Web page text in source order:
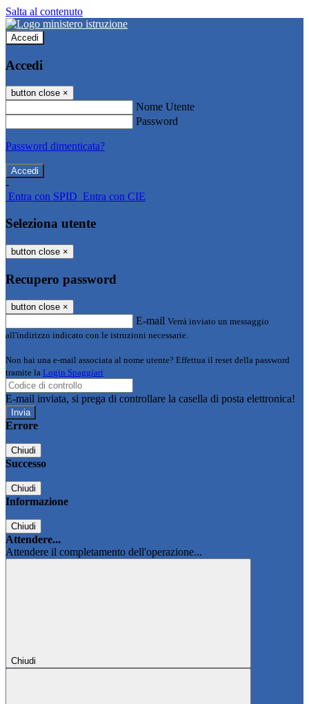
Salta al contenuto
Accedi
Accedi
button close ×
Nome Utente
Password
Password dimenticata?
-
Entra con SPID Entra con CIE
Seleziona utente
button close ×
Recupero password
button close ×
E-mail Verrà inviato un messaggio
all'indirizzo indicato con le istruzioni necessarie.
Non hai una e-mail associata al nome utente? Effettua il reset della password
tramite la Login Spaggiari
E-mail inviata, si prega di controllare la casella di posta elettronica!
Errore
Chiudi
Successo
Chiudi
Informazione
Chiudi
Attendere...
Attendere il completamento dell'operazione...
Chiudi